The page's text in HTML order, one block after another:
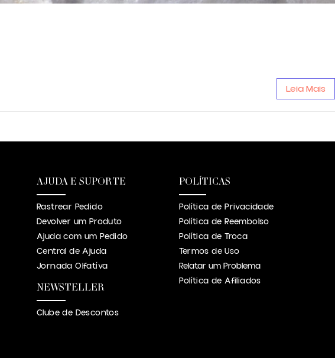
Leia Mais
AJUDA E SUPORTE
Rastrear Pedido
Devolver um Produto
Ajuda com um Pedido
Central de Ajuda
Jornada Olfatíva
NEWSTELLER
Clube de Descontos
POLÍTICAS
Política de Privacidade
Política de Reembolso
Política de Troca
Termos de Uso
Relatar um Problema
Política de Afiliados